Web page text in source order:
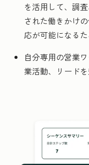
を活用して、調
された働きかけ
応が可能になる
自分専用の営業
業活動、リード